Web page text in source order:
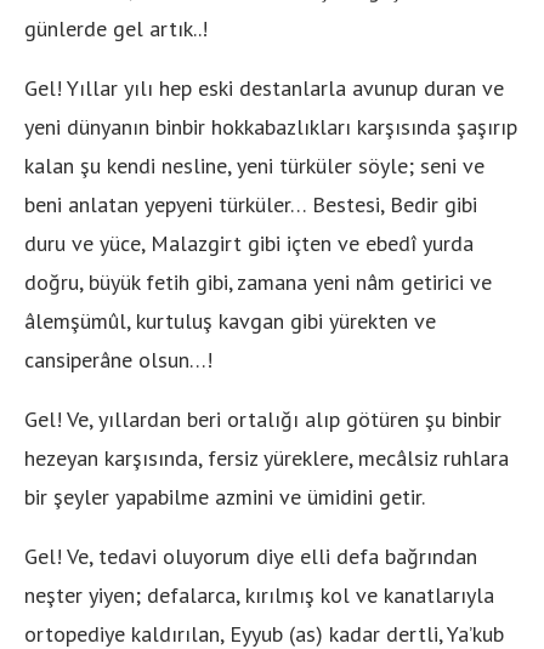
günlerde gel artık..!
Gel! Yıllar yılı hep eski destanlarla avunup duran ve
yeni dünyanın binbir hokkabazlıkları karşısında şaşırıp
kalan şu kendi nesline, yeni türküler söyle; seni ve
beni anlatan yepyeni türküler… Bestesi, Bedir gibi
duru ve yüce, Malazgirt gibi içten ve ebedî yurda
doğru, büyük fetih gibi, zamana yeni nâm getirici ve
âlemşümûl, kurtuluş kavgan gibi yürekten ve
cansiperâne olsun…!
Gel! Ve, yıllardan beri ortalığı alıp götüren şu binbir
hezeyan karşısında, fersiz yüreklere, mecâlsiz ruhlara
bir şeyler yapabilme azmini ve ümidini getir.
Gel! Ve, tedavi oluyorum diye elli defa bağrından
neşter yiyen; defalarca, kırılmış kol ve kanatlarıyla
ortopediye kaldırılan, Eyyub (as) kadar dertli, Ya’kub